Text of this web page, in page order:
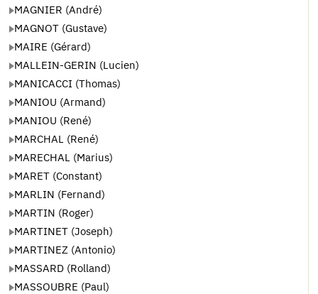
MAGNIER (André)
MAGNOT (Gustave)
MAIRE (Gérard)
MALLEIN-GERIN (Lucien)
MANICACCI (Thomas)
MANIOU (Armand)
MANIOU (René)
MARCHAL (René)
MARECHAL (Marius)
MARET (Constant)
MARLIN (Fernand)
MARTIN (Roger)
MARTINET (Joseph)
MARTINEZ (Antonio)
MASSARD (Rolland)
MASSOUBRE (Paul)